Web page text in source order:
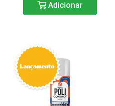
Adicionar